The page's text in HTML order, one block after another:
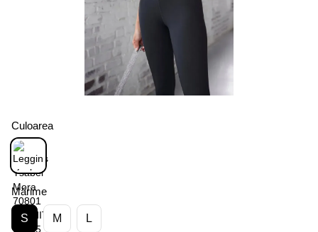
Culoarea
Mărime
S M L